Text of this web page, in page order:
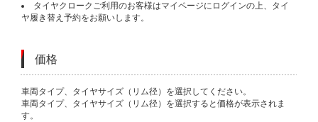
タイヤクロークご利用のお客様はマイページにログインの上、タイ
ヤ履き替え予約をお願いします。
価格
VARIATIONS
車両タイプ、タイヤサイズ（リム径）を選択してください。
車両タイプ、タイヤサイズ（リム径）を選択すると価格が表示されま
す。